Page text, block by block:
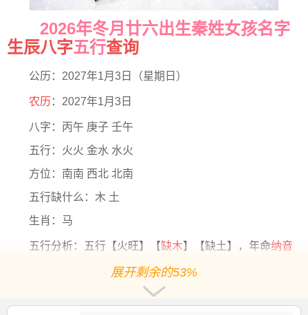
2026年冬月廿六出生秦姓女孩名字
生辰八字五行查询
公历：2027年1月3日（星期日）
农历 ：2027年1月3日
八字：丙午 庚子 壬午
五行：火火 金水 水火
方位：南南 西北 北南
五行缺什么：木 土
生肖：马
五行分析：五行【火旺】【缺木】【缺土】，年命纳音
】，年干支为【丙午】，日主天干为【水】
阳历2027-1-3出生，出生8年10个月10天后起运，阳历
2035-11-13后起运
展开剩余的53%